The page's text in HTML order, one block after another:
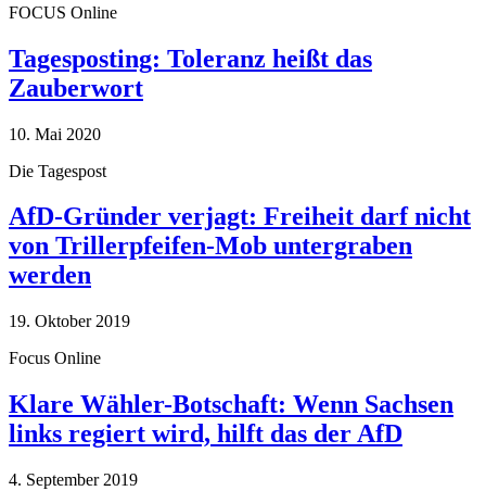
FOCUS Online
Tagesposting: Toleranz heißt das
Zauberwort
10. Mai 2020
Die Tagespost
AfD-Gründer verjagt: Freiheit darf nicht
von Trillerpfeifen-Mob untergraben
werden
19. Oktober 2019
Focus Online
Klare Wähler-Botschaft: Wenn Sachsen
links regiert wird, hilft das der AfD
4. September 2019